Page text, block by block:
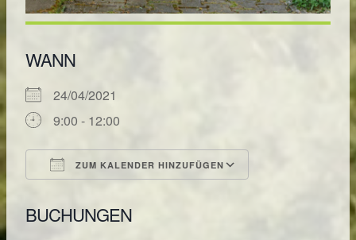
WANN
24/04/2021
9:00 - 12:00
ZUM KALENDER HINZUFÜGEN
Google
BUCHUNGEN